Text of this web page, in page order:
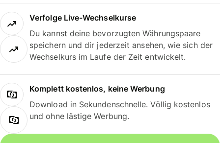
Verfolge Live-Wechselkurse
Du kannst deine bevorzugten Währungspaare
speichern und dir jederzeit ansehen, wie sich der
Wechselkurs im Laufe der Zeit entwickelt.
Komplett kostenlos, keine Werbung
Download in Sekundenschnelle. Völlig kostenlos
und ohne lästige Werbung.